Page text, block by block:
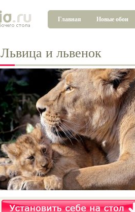
Главная Новые обои
Львица и львенок